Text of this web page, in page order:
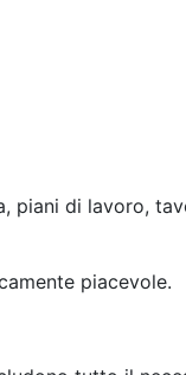
piani di lavoro,
piacevole.